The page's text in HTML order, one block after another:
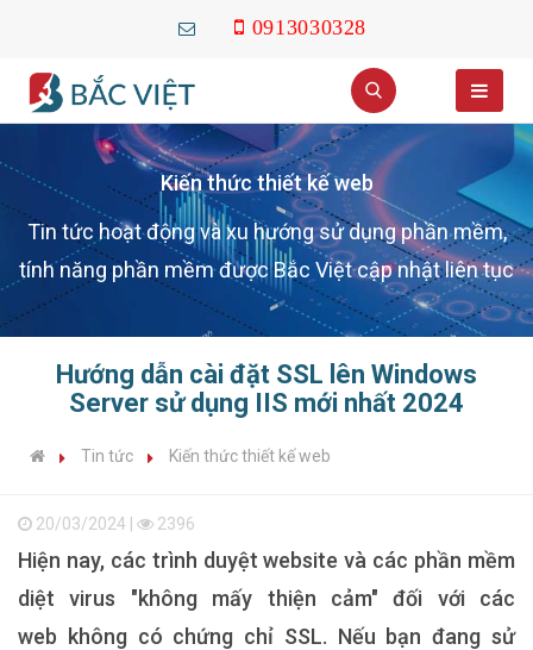
0913030328
Kiến thức thiết kế web
Tin tức hoạt động và xu hướng sử dụng phần mềm,
tính năng phần mềm được Bắc Việt cập nhật liên tục
Hướng dẫn cài đặt SSL lên Windows
Server sử dụng IIS mới nhất 2024
Tin tức Kiến thức thiết kế web
20/03/2024 | 2396
Hiện nay, các trình duyệt website và các phần mềm
diệt virus "không mấy thiện cảm" đối với các
web không có chứng chỉ SSL. Nếu bạn đang sử